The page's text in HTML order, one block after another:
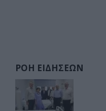
ΡΟΗ ΕΙΔΗΣΕΩΝ